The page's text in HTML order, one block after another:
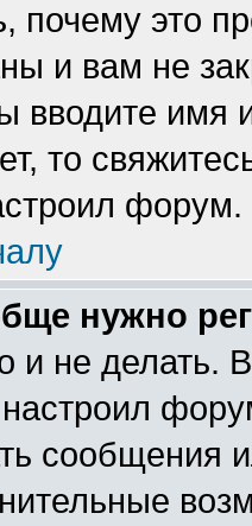
почему это
и вам не
вводите
то
форум.
нужно
и не делать.
сообщения